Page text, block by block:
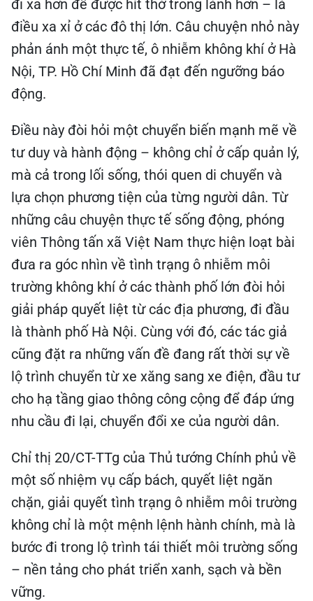
đi xa hơn để được hít thở trong lành hơn – là
điều xa xỉ ở các đô thị lớn. Câu chuyện nhỏ này
phản ánh một thực tế, ô nhiễm không khí ở Hà
Nội, TP. Hồ Chí Minh đã đạt đến ngưỡng báo
động.
Điều này đòi hỏi một chuyển biến mạnh mẽ về
tư duy và hành động – không chỉ ở cấp quản lý,
mà cả trong lối sống, thói quen di chuyển và
lựa chọn phương tiện của từng người dân. Từ
những câu chuyện thực tế sống động, phóng
viên Thông tấn xã Việt Nam thực hiện loạt bài
đưa ra góc nhìn về tình trạng ô nhiễm môi
trường không khí ở các thành phố lớn đòi hỏi
giải pháp quyết liệt từ các địa phương, đi đầu
là thành phố Hà Nội. Cùng với đó, các tác giả
cũng đặt ra những vấn đề đang rất thời sự về
lộ trình chuyển từ xe xăng sang xe điện, đầu tư
cho hạ tầng giao thông công cộng để đáp ứng
nhu cầu đi lại, chuyển đổi xe của người dân.
Chỉ thị 20/CT-TTg của Thủ tướng Chính phủ về
một số nhiệm vụ cấp bách, quyết liệt ngăn
chặn, giải quyết tình trạng ô nhiễm môi trường
không chỉ là một mệnh lệnh hành chính, mà là
bước đi trong lộ trình tái thiết môi trường sống
– nền tảng cho phát triển xanh, sạch và bền
vững.